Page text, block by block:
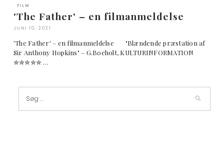
FILM
'The Father' – en filmanmeldelse
JUNI 10, 2021
'The Father' – en filmanmeldelse "Blændende præstation af
Sir Anthony Hopkins" – G.Boeholt, KULTURINFORMATION
✮✮✮✮✮ …